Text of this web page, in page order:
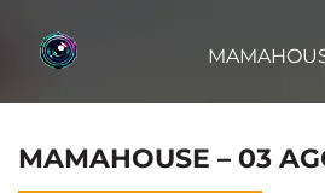
MAMAHOUSE – 03